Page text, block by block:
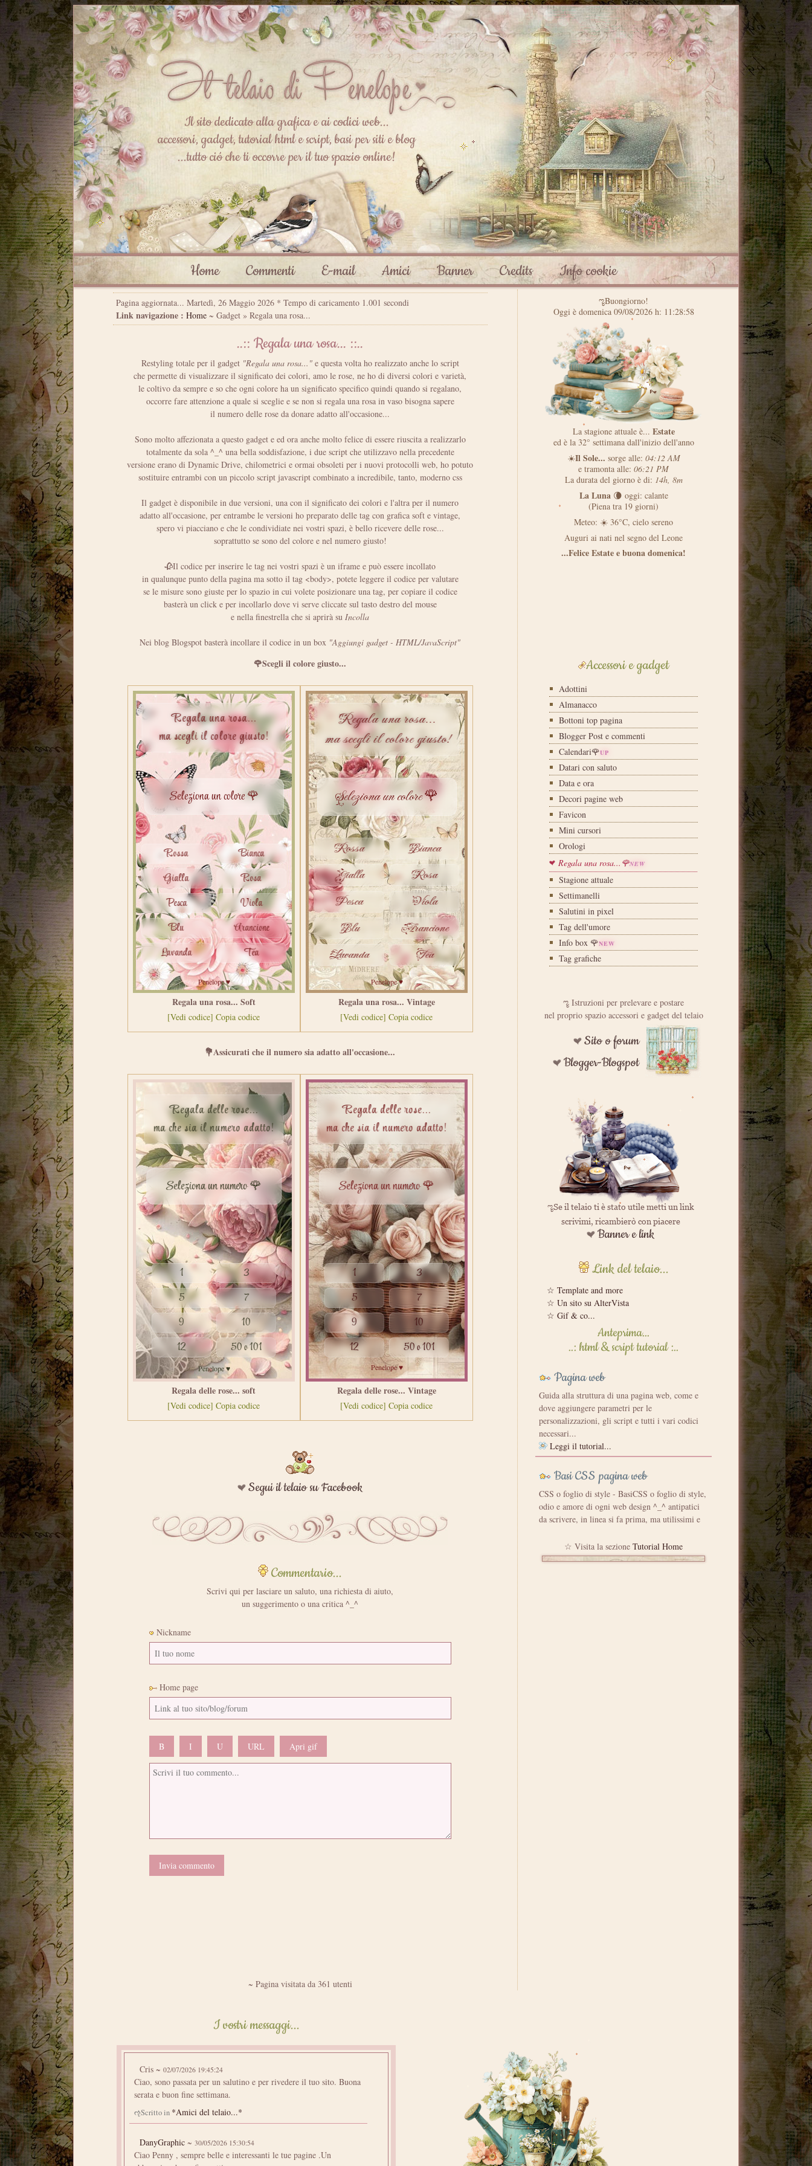
Il sito dedicato alla grafica e ai codici web...
accessori, gadget, tutorial html e script, basi per siti e blog
...tutto ció che ti occorre per il tuo spazio online!
Home Commenti E-mail Amici Banner Credits Info cookie
Pagina aggiornata... Martedì, 26 Maggio 2026 * Tempo di caricamento 1.001 secondi
Link navigazione : Home~ Gadget » Regala una rosa...
..:: Regala una rosa... ::..
Restyling totale per il gadget "Regala una rosa..."e questa volta ho realizzato anche lo script
che permette di visualizzare il significato dei colori, amo le rose, ne ho di diversi colori e varietà,
le coltivo da sempre e so che ogni colore ha un significato specifico quindi quando si regalano,
occorre fare attenzione a quale si sceglie e se non si regala una rosa in vaso bisogna sapere
il numero delle rose da donare adatto all'occasione...
Sono molto affezionata a questo gadget e ed ora anche molto felice di essere riuscita a realizzarlo
totalmente da sola ^_^ una bella soddisfazione, i due script che utilizzavo nella precedente
versione erano di Dynamic Drive, chilometrici e ormai obsoleti per i nuovi protocolli web, ho potuto
sostituire entrambi con un piccolo script javascript combinato a incredibile, tanto, moderno css
Il gadget è disponibile in due versioni, una con il significato dei colori e l'altra per il numero
adatto all'occasione, per entrambe le versioni ho preparato delle tag con grafica soft e vintage,
spero vi piacciano e che le condividiate nei vostri spazi, è bello ricevere delle rose...
soprattutto se sono del colore e nel numero giusto!
🥀Il codice per inserire le tag nei vostri spazi è un iframe e può essere incollato
in qualunque punto della pagina ma sotto il tag <body>, potete leggere il codice per valutare
se le misure sono giuste per lo spazio in cui volete posizionare una tag, per copiare il codice
basterà un click e per incollarlo dove vi serve cliccate sul tasto destro del mouse
e nella finestrella che si aprirà su Incolla
Nei blog Blogspot basterà incollare il codice in un box "Aggiungi gadget - HTML/JavaScript"
🌹Scegli il colore giusto...
Regala una rosa... Soft
[Vedi codice] Copia codice
Regala una rosa... Vintage
[Vedi codice] Copia codice
💐Assicurati che il numero sia adatto all'occasione...
Regala delle rose... soft
[Vedi codice] Copia codice
Regala delle rose... Vintage
[Vedi codice] Copia codice
Segui il telaio su Facebook
Commentario...
Scrivi qui per lasciare un saluto, una richiesta di aiuto,
un suggerimento o una critica ^_^
Nickname
Home page
B I U URL
Invia commento
~ Pagina visitata da 361 utenti
Accessori e gadget
Adottini
Almanacco
Bottoni top pagina
Blogger Post e commenti
Calendari🌹UP
Datari con saluto
Data e ora
Decori pagine web
Favicon
Mini cursori
Orologi
Regala una rosa...🌹NEW
Stagione attuale
Settimanelli
Salutini in pixel
Tag dell'umore
Info box 🌹NEW
Tag grafiche
ೡ Istruzioni per prelevare e postare
nel proprio spazio accessori e gadget del telaio
Sito o forum
Blogger-Blogspot
Link del telaio...
☆ Template and more
☆ Un sito su AlterVista
☆ Gif & co...
Anteprima...
..: html & script tutorial :..
Pagina web
Guida alla struttura di una pagina web, come e
dove aggiungere parametri per le
personalizzazioni, gli script e tutti i vari codici
necessari...
Leggi il tutorial...
Basi CSS pagina web
CSS o foglio di style - BasiCSS o foglio di style,
odio e amore di ogni web design ^_^ antipatici
da scrivere, in linea si fa prima, ma utilissimi e
un intero sito...
Leggi il tutorial...
all'ora con frasi di testo...
Leggi il tutorial...
Stagione attuale
Questo script mi è stato scritto appositamente per
realizzare il gadget dell'almanacco dal mio
bradipo, un codicino piccolo piccolo per far
visualizzare la stagione in cui stiamo vivendo...
☆ Visita la sezione Tutorial Home
I vostri messaggi...
Cris ~ 02/07/2026 19:45:24
Ciao, sono passata per un salutino e per rivedere il tuo sito. Buona
serata e buon fine settimana.
ૡScritto in *Amici del telaio...*
DanyGraphic ~ 30/05/2026 15:30:54
Ciao Penny , sempre belle e interessanti le tue pagine .Un